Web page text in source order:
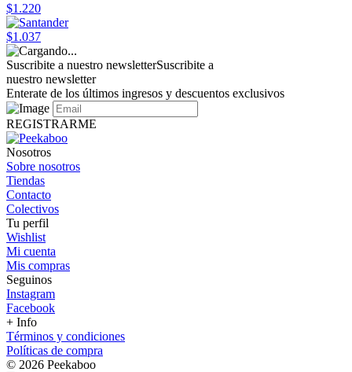
$1.220
$1.037
Suscribite a nuestro newsletterSuscribite a
nuestro newsletter
Enterate de los últimos ingresos y descuentos exclusivos
REGISTRARME
Nosotros
Sobre nosotros
Tiendas
Contacto
Colectivos
Tu perfil
Wishlist
Mi cuenta
Mis compras
Seguinos
Instagram
Facebook
+ Info
Términos y condiciones
Políticas de compra
© 2026 Peekaboo